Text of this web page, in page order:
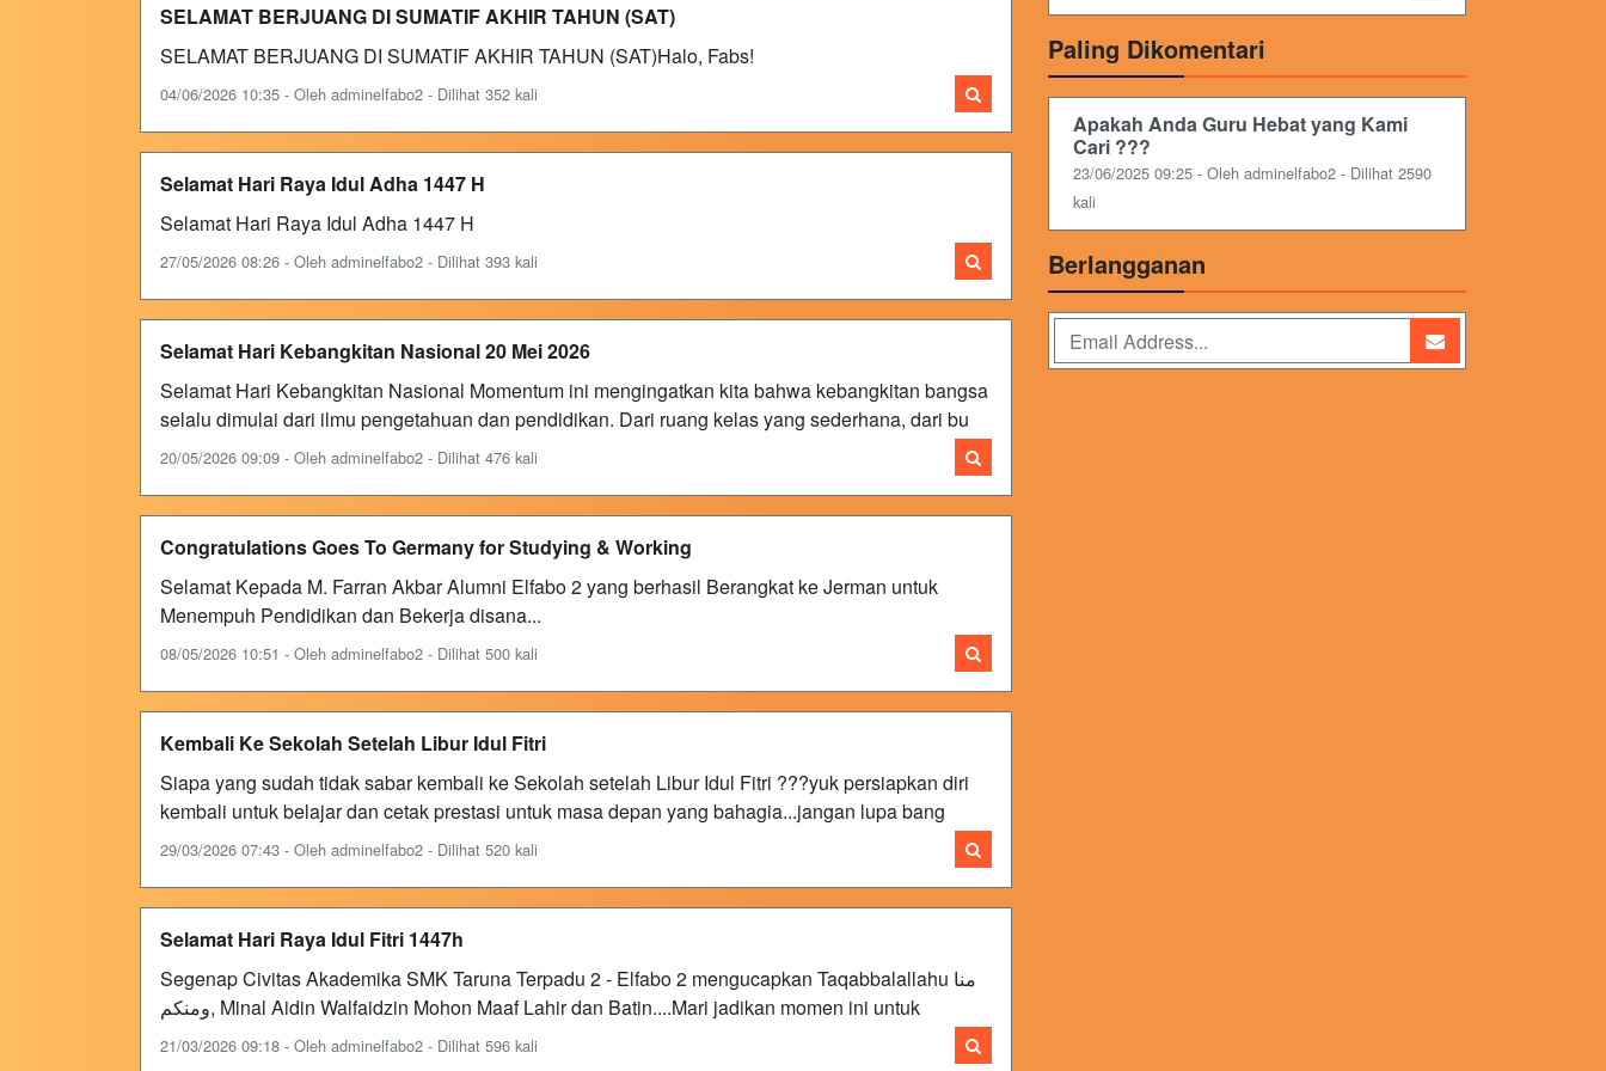
SELAMAT BERJUANG DI SUMATIF AKHIR TAHUN (SAT)
SELAMAT BERJUANG DI SUMATIF AKHIR TAHUN (SAT)Halo, Fabs!
04/06/2026 10:35 - Oleh adminelfabo2 - Dilihat 352 kali
Selamat Hari Raya Idul Adha 1447 H
Selamat Hari Raya Idul Adha 1447 H
27/05/2026 08:26 - Oleh adminelfabo2 - Dilihat 393 kali
Selamat Hari Kebangkitan Nasional 20 Mei 2026
Selamat Hari Kebangkitan Nasional Momentum ini mengingatkan kita bahwa kebangkitan bangsa
selalu dimulai dari ilmu pengetahuan dan pendidikan. Dari ruang kelas yang sederhana, dari bu
20/05/2026 09:09 - Oleh adminelfabo2 - Dilihat 476 kali
Congratulations Goes To Germany for Studying & Working
Selamat Kepada M. Farran Akbar Alumni Elfabo 2 yang berhasil Berangkat ke Jerman untuk
Menempuh Pendidikan dan Bekerja disana...
08/05/2026 10:51 - Oleh adminelfabo2 - Dilihat 500 kali
Kembali Ke Sekolah Setelah Libur Idul Fitri
Siapa yang sudah tidak sabar kembali ke Sekolah setelah Libur Idul Fitri ???yuk persiapkan diri
kembali untuk belajar dan cetak prestasi untuk masa depan yang bahagia...jangan lupa bang
29/03/2026 07:43 - Oleh adminelfabo2 - Dilihat 520 kali
Selamat Hari Raya Idul Fitri 1447h
Segenap Civitas Akademika SMK Taruna Terpadu 2 - Elfabo 2 mengucapkan Taqabbalallahu منا
ومنكم, Minal Aidin Walfaidzin Mohon Maaf Lahir dan Batin....Mari jadikan momen ini untuk
21/03/2026 09:18 - Oleh adminelfabo2 - Dilihat 596 kali
Paling Dikomentari
Apakah Anda Guru Hebat yang Kami
Cari ???
23/06/2025 09:25 - Oleh adminelfabo2 - Dilihat 2590
kali
Berlangganan